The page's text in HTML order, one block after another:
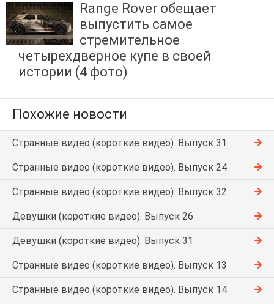
Range Rover обещает
выпустить самое
стремительное
четырехдверное купе в своей
истории (4 фото)
Похожие новости
Странные видео (короткие видео). Выпуск 31
Странные видео (короткие видео). Выпуск 24
Странные видео (короткие видео). Выпуск 32
Девушки (короткие видео). Выпуск 26
Девушки (короткие видео). Выпуск 31
Странные видео (короткие видео). Выпуск 13
Странные видео (короткие видео). Выпуск 14